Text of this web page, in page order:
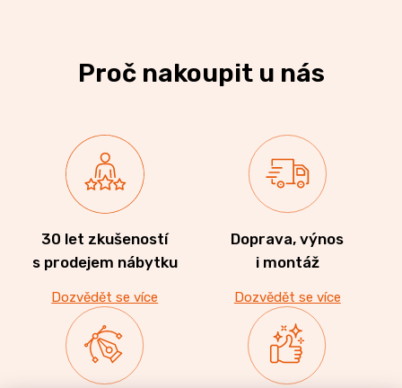
Proč nakoupit u nás
30 let zkušeností
s prodejem nábytku
Dozvědět se více
Doprava, výnos
i montáž
Dozvědět se více